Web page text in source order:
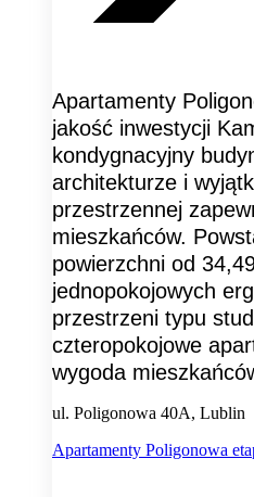
Apartamenty
jakość inwestycji
kondygnacyjny
architekturze i
przestrzennej
mieszkańców.
powierzchni od
jednopokojowych
przestrzeni typu
czteropokojowe
wygoda
ul. Poligonowa 40A, Lublin
Apartamenty Poligonowa